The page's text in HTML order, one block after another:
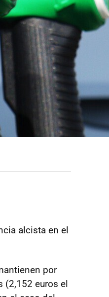
alcista en el
por
(2,152 euros el